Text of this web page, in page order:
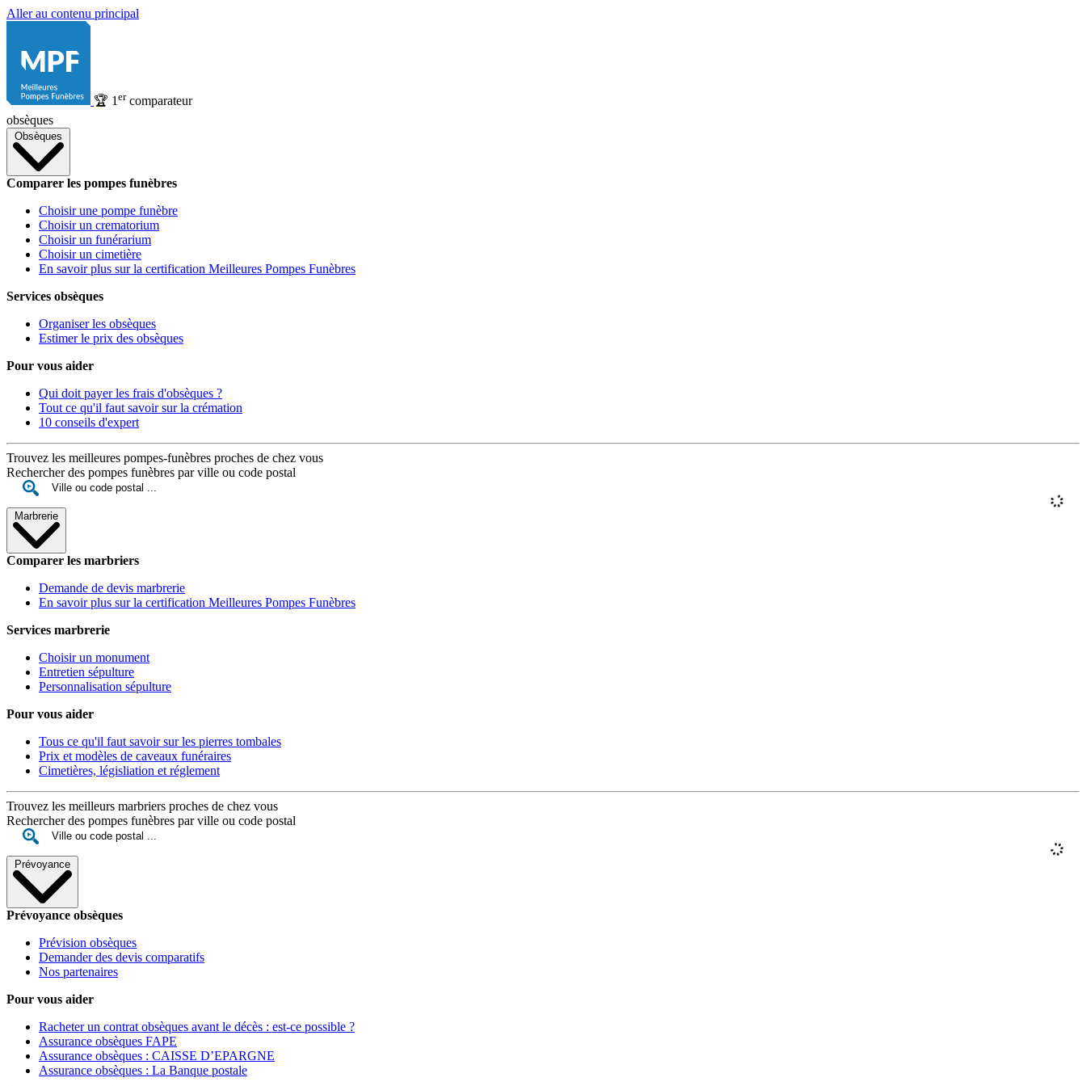
Aller au contenu principal
🏆 1 ercomparateur
obsèques
Obsèques
Comparer les pompes funèbres
Choisir une pompe funèbre
Choisir un crematorium
Choisir un funérarium
Choisir un cimetière
En savoir plus sur la certification Meilleures Pompes Funèbres
Services obsèques
Organiser les obsèques
Estimer le prix des obsèques
Pour vous aider
Qui doit payer les frais d'obsèques ?
Tout ce qu'il faut savoir sur la crémation
10 conseils d'expert
Trouvez les meilleures pompes-funèbres proches de chez vous
Rechercher des pompes funèbres par ville ou code postal
Marbrerie
Comparer les marbriers
Demande de devis marbrerie
En savoir plus sur la certification Meilleures Pompes Funèbres
Services marbrerie
Choisir un monument
Entretien sépulture
Personnalisation sépulture
Pour vous aider
Tous ce qu'il faut savoir sur les pierres tombales
Prix et modèles de caveaux funéraires
Cimetières, législiation et réglement
Trouvez les meilleurs marbriers proches de chez vous
Rechercher des pompes funèbres par ville ou code postal
Prévoyance
Prévoyance obsèques
Prévision obsèques
Demander des devis comparatifs
Nos partenaires
Pour vous aider
Racheter un contrat obsèques avant le décès : est-ce possible ?
Assurance obsèques FAPE
Assurance obsèques : CAISSE D’EPARGNE
Assurance obsèques : La Banque postale